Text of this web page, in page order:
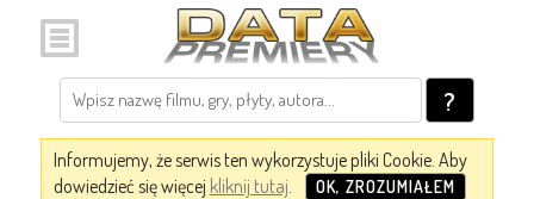
?
Informujemy, że serwis ten wykorzystuje pliki Cookie. Aby
dowiedzieć się więcej kliknij tutaj. OK, ZROZUMIAŁEM